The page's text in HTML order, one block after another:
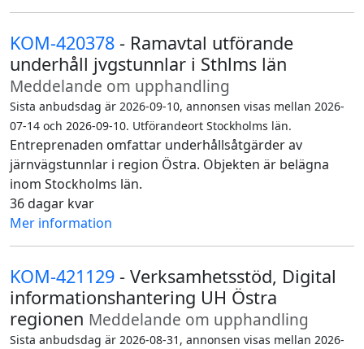
KOM-420378 - Ramavtal utförande
underhåll jvgstunnlar i Sthlms län
Meddelande om upphandling
Sista anbudsdag är 2026-09-10, annonsen visas mellan 2026-
07-14 och 2026-09-10. Utförandeort Stockholms län.
Entreprenaden omfattar underhållsåtgärder av
järnvägstunnlar i region Östra. Objekten är belägna
inom Stockholms län.
36 dagar kvar
Mer information
KOM-421129 - Verksamhetsstöd, Digital
informationshantering UH Östra
regionen Meddelande om upphandling
Sista anbudsdag är 2026-08-31, annonsen visas mellan 2026-